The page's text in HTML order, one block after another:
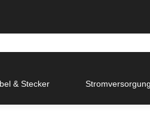
& Stecker Stromversorgung